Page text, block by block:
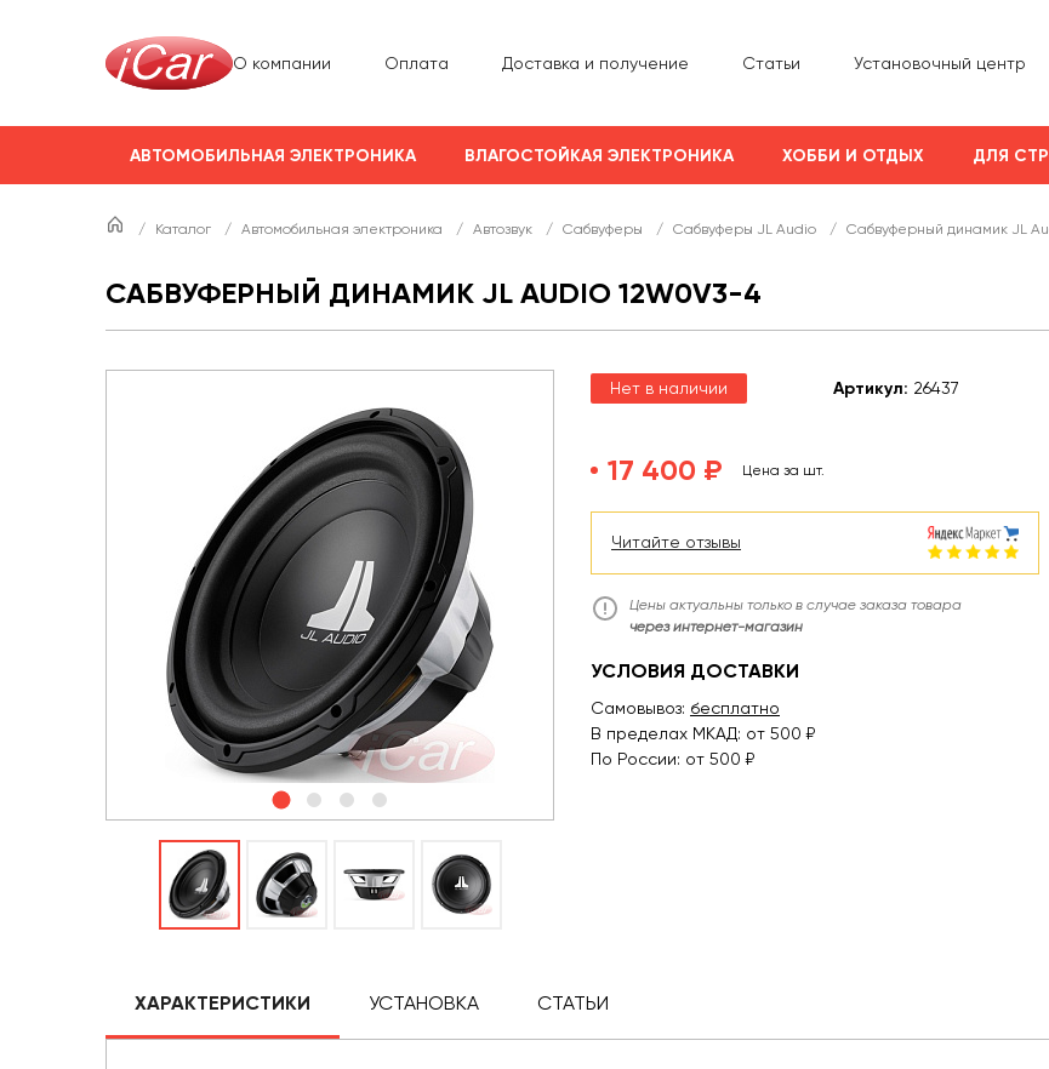
О компании Оплата Доставка и получение Статьи Установочный центр
АВТОМОБИЛЬНАЯ ЭЛЕКТРОНИКА ВЛАГОСТОЙКАЯ ЭЛЕКТРОНИКА ХОББИ И ОТДЫХ ДЛЯ
/ Каталог / Автомобильная электроника / Автозвук / Сабвуферы / Сабвуферы JL Audio / Сабвуферный динамик JL
САБВУФЕРНЫЙ ДИНАМИК JL AUDIO 12W0V3-4
Нет в наличии Артикул: 26437
17 400 ₽ Цена за шт.
Читайте отзывы
Цены актуальны только в случае заказа товара
через интернет-магазин
УСЛОВИЯ ДОСТАВКИ
Самовывоз: бесплатно
В пределах МКАД: от 500 ₽
По России: от 500 ₽
ХАРАКТЕРИСТИКИ УСТАНОВКА СТАТЬИ